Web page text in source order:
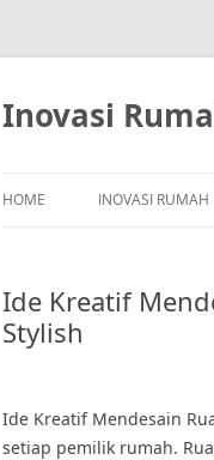
Skip
Inovasi
HOME INOVASI RUMAH
Ide Kreatif
Stylish
Ide Kreatif Mendesain
setiap pemilik rumah.